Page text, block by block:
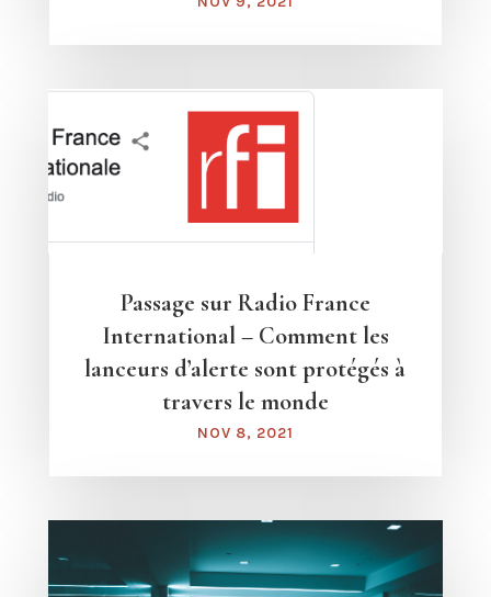
Passage sur Radio France
International – Comment les
lanceurs d’alerte sont protégés à
travers le monde
NOV 8, 2021